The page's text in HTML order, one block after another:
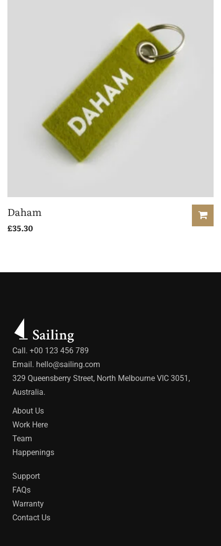
Daham
£35.30
Call. +00 123 456 789
Email. hello@sailing.com
329 Queensberry Street, North Melbourne VIC 3051,
Australia.
About Us
Work Here
Team
Happenings
Support
FAQs
Warranty
Contact Us